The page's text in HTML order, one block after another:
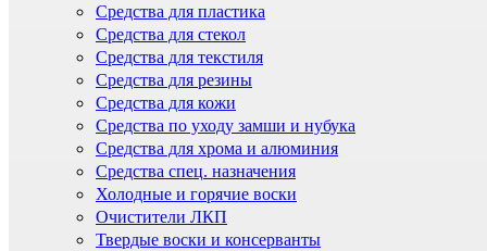
Средства для пластика
Средства для стекол
Средства для текстиля
Средства для резины
Средства для кожи
Средства по уходу замши и нубука
Средства для хрома и алюминия
Средства спец. назначения
Холодные и горячие воски
Очистители ЛКП
Твердые воски и консерванты